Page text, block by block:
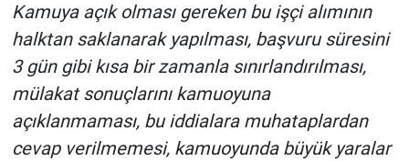
Kamuya açık olması gereken bu işçi alımının
halktan saklanarak yapılması, başvuru süresini
3 gün gibi kısa bir zamanla sınırlandırılması,
mülakat sonuçlarını kamuoyuna
açıklanmaması, bu iddialara muhataplardan
cevap verilmemesi, kamuoyunda büyük yaralar